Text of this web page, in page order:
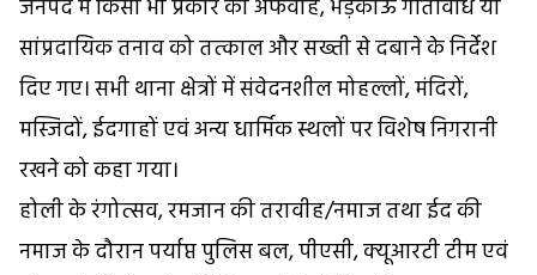
जनपद में किसी भी प्रकार की अफवाह, भड़काऊ गतिविधि या
सांप्रदायिक तनाव को तत्काल और सख्ती से दबाने के निर्देश
दिए गए। सभी थाना क्षेत्रों में संवेदनशील मोहल्लों, मंदिरों,
मस्जिदों, ईदगाहों एवं अन्य धार्मिक स्थलों पर विशेष निगरानी
रखने को कहा गया।
होली के रंगोत्सव, रमजान की तरावीह/नमाज तथा ईद की
नमाज के दौरान पर्याप्त पुलिस बल, पीएसी, क्यूआरटी टीम एवं